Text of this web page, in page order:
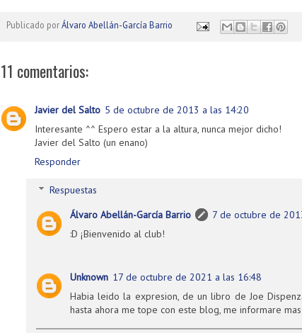
Publicado porÁlvaro Abellán-García Barrio
11 comentarios:
Javier del Salto 5 de octubre de 2013 a las 14:20
Interesante ^^ Espero estar a la altura, nunca mejor dicho!
Javier del Salto (un enano)
Responder
Respuestas
Álvaro Abellán-García Barrio
7 de octubre de
:D ¡Bienvenido al club!
Unknown 17 de octubre de 2021 a las 16:48
Habia leido la expresion, de un libro de Joe
hasta ahora me tope con este blog, me informare